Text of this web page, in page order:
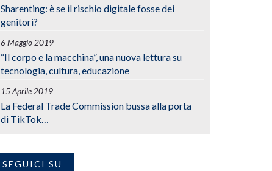
Sharenting: è se il rischio digitale fosse dei
genitori?
6 Maggio 2019
“Il corpo e la macchina”, una nuova lettura su
tecnologia, cultura, educazione
15 Aprile 2019
La Federal Trade Commission bussa alla porta
di TikTok…
SEGUICI SU